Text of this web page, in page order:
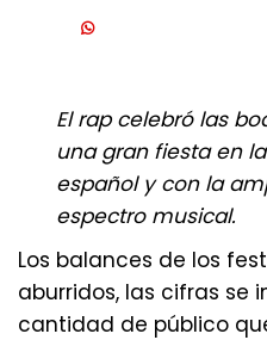
El rap celebró las
una gran fiesta en
español y con la
espectro musical.
Los balances de los
aburridos, las cifras se
cantidad de público